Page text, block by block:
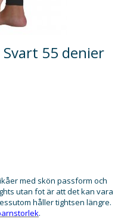
55 denier
med skön passform och
utan fot är att det kan vara
håller tightsen längre.
.